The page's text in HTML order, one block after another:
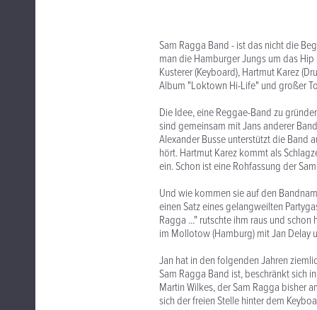
Sam Ragga Band - ist das nicht die
man die Hamburger Jungs um das Hip
Kusterer (Keyboard), Hartmut Karez
Album "Loktown Hi-Life" und großer
Die Idee, eine Reggae-Band zu
sind gemeinsam mit Jans anderer
Alexander Busse unterstützt die Band
hört. Hartmut Karez kommt als
ein. Schon ist eine Rohfassung der
Und wie kommen sie auf den
einen Satz eines gelangweilten
Ragga ..." rutschte ihm raus und
im Mollotow (Hamburg) mit Jan Delay
Jan hat in den folgenden Jahren
Sam Ragga Band ist, beschränkt sich
Martin Wilkes, der Sam Ragga bisher
sich der freien Stelle hinter dem